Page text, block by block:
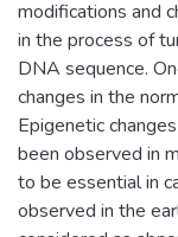
modifications and
in the process of
DNA sequence.
changes in the
Epigenetic
been observed in
to be essential in
observed in the